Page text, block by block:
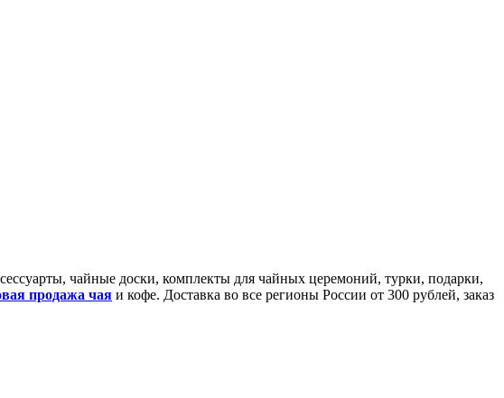
чайные доски, комплекты для чайных церемоний, турки, подарки,
продажа чая и кофе. Доставка во все регионы России от 300 рублей, заказ